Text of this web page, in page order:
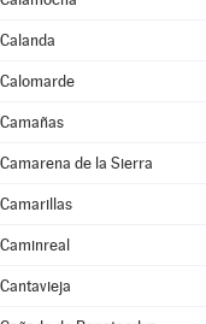
Calanda
Calomarde
Camañas
Camarena de la Sierra
Camarillas
Caminreal
Cantavieja